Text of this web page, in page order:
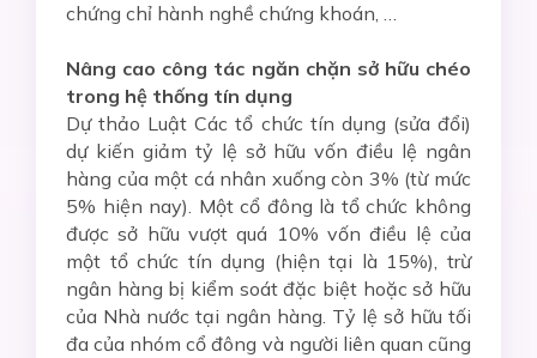
chứng chỉ hành nghề chứng khoán, …
Nâng cao công tác ngăn chặn sở hữu chéo
trong hệ thống tín dụng
Dự thảo Luật Các tổ chức tín dụng (sửa đổi)
dự kiến giảm tỷ lệ sở hữu vốn điều lệ ngân
hàng của một cá nhân xuống còn 3% (từ mức
5% hiện nay). Một cổ đông là tổ chức không
được sở hữu vượt quá 10% vốn điều lệ của
một tổ chức tín dụng (hiện tại là 15%), trừ
ngân hàng bị kiểm soát đặc biệt hoặc sở hữu
của Nhà nước tại ngân hàng. Tỷ lệ sở hữu tối
đa của nhóm cổ đông và người liên quan cũng